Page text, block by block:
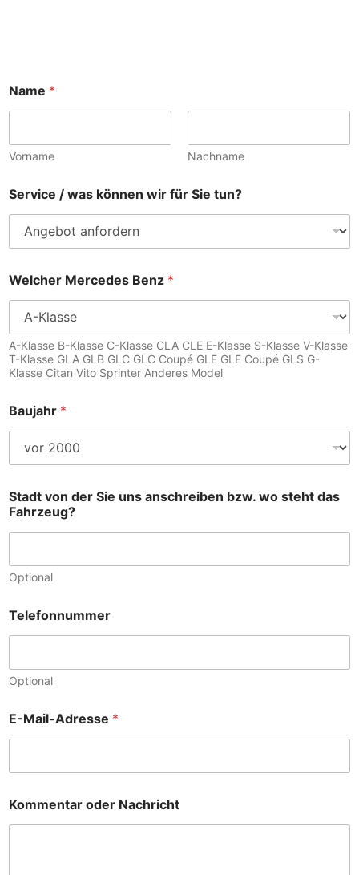
Name *
Vorname Nachname
Service / was können wir für Sie tun?
Welcher Mercedes Benz *
A-Klasse B-Klasse C-Klasse CLA CLE E-Klasse S-Klasse V-Klasse
T-Klasse GLA GLB GLC GLC Coupé GLE GLE Coupé GLS G-
Klasse Citan Vito Sprinter Anderes Model
Baujahr *
Stadt von der Sie uns anschreiben bzw. wo steht das
Fahrzeug?
Optional
Telefonnummer
Optional
E-Mail-Adresse *
e
n
Kommentar oder Nachricht